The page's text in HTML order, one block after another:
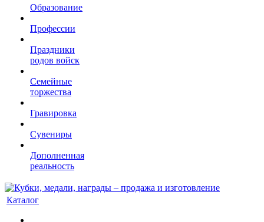
Образование
Профессии
Праздники
родов войск
Семейные
торжества
Гравировка
Сувениры
Дополненная
реальность
Каталог